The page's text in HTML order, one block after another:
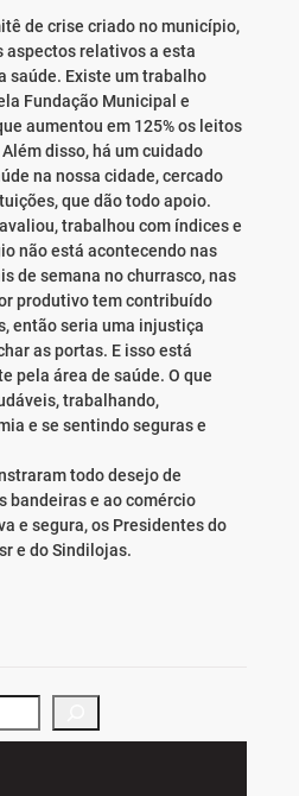
de crise criado no município,
relativos a esta
saúde. Existe um trabalho
Fundação Municipal e
aumentou em 125% os leitos
disso, há um cuidado
na nossa cidade, cercado
que dão todo apoio.
trabalhou com índices e
não está acontecendo nas
de semana no churrasco, nas
produtivo tem contribuído
então seria uma injustiça
as portas. E isso está
pela área de saúde. O que
trabalhando,
e se sentindo seguras e
todo desejo de
bandeiras e ao comércio
e segura, os Presidentes do
e do Sindilojas.